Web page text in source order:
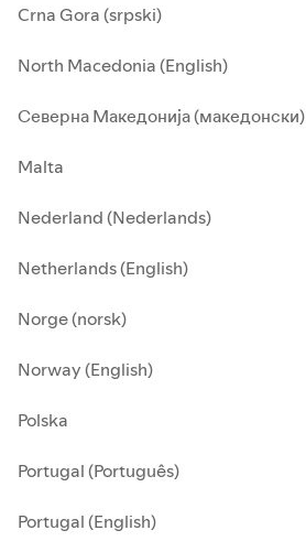
Crna Gora (srpski)
North Macedonia (English)
Северна Македонија (македонски)
Malta
Nederland (Nederlands)
Netherlands (English)
Norge (norsk)
Norway (English)
Polska
Portugal (Português)
Portugal (English)